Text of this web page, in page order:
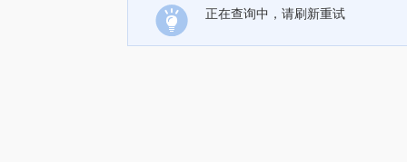
正在查询中，请刷新重试